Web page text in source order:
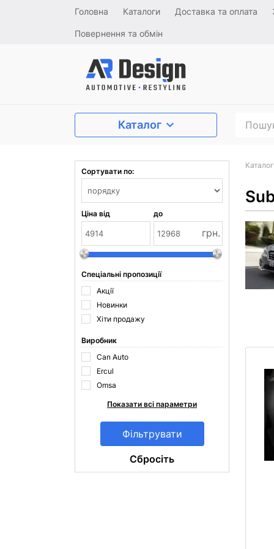
Головна Каталоги Доставка та оплата
Повернення та обмін
Каталог
Сортувати по:
Ціна від до
грн.
Спеціальні пропозиції
Акції
Новинки
Хіти продажу
Виробник
Can Auto
Ercul
Omsa
Показати всі параметри
Cбросіть
Каталог